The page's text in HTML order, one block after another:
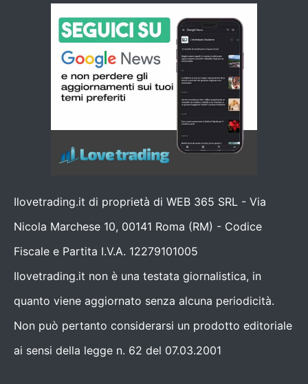
Ilovetrading.it di proprietà di WEB 365 SRL - Via
Nicola Marchese 10, 00141 Roma (RM) - Codice
Fiscale e Partita I.V.A. 12279101005
Ilovetrading.it non è una testata giornalistica, in
quanto viene aggiornato senza alcuna periodicità.
Non può pertanto considerarsi un prodotto editoriale
ai sensi della legge n. 62 del 07.03.2001